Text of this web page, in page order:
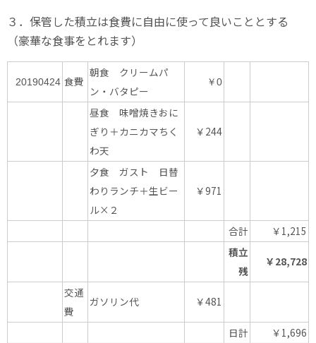
３．保管した積立は食費に自由に使って良いこととする
（豪華な食事をとれます）
20190424 食費
朝食 クリームパ
ン・バタピー
￥0
昼食 味噌焼きおに
ぎり＋カニカマちく
わ天
￥244
夕食 ガスト 日替
わりランチ＋生ビー
ル×２
￥971
合計
￥1,215
積立
残
￥28,728
交通
費
ガソリン代 ￥481
日計
￥1,696